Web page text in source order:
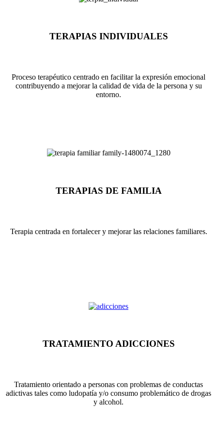
TERAPIAS INDIVIDUALES
Proceso terapéutico centrado en facilitar la expresión emocional
contribuyendo a mejorar la calidad de vida de la persona y su
entorno.
TERAPIAS DE FAMILIA
Terapia centrada en fortalecer y mejorar las relaciones familiares.
TRATAMIENTO ADICCIONES
Tratamiento orientado a personas con problemas de conductas
adictivas tales como ludopatía y/o consumo problemático de drogas
y alcohol.